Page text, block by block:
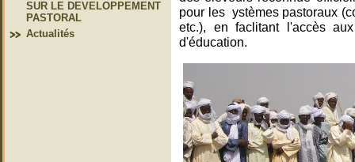
SUR LE DEVELOPPEMENT
PASTORAL
Actualités
pour les ystèmes pastoraux
etc.), en faclitant l'accès
d'éducation.